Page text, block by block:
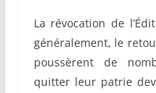
La révocation de
généralement, le
poussèrent de
quitter leur patrie